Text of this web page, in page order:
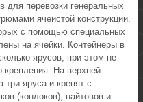
перевозки генеральных
ячеистой конструкции.
с помощью специальных
на ячейки. Контейнеры в
ярусов, при этом не
крепления. На верхней
яруса и крепят с
(конлоков), найтовов и